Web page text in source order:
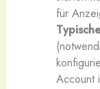
für
Account